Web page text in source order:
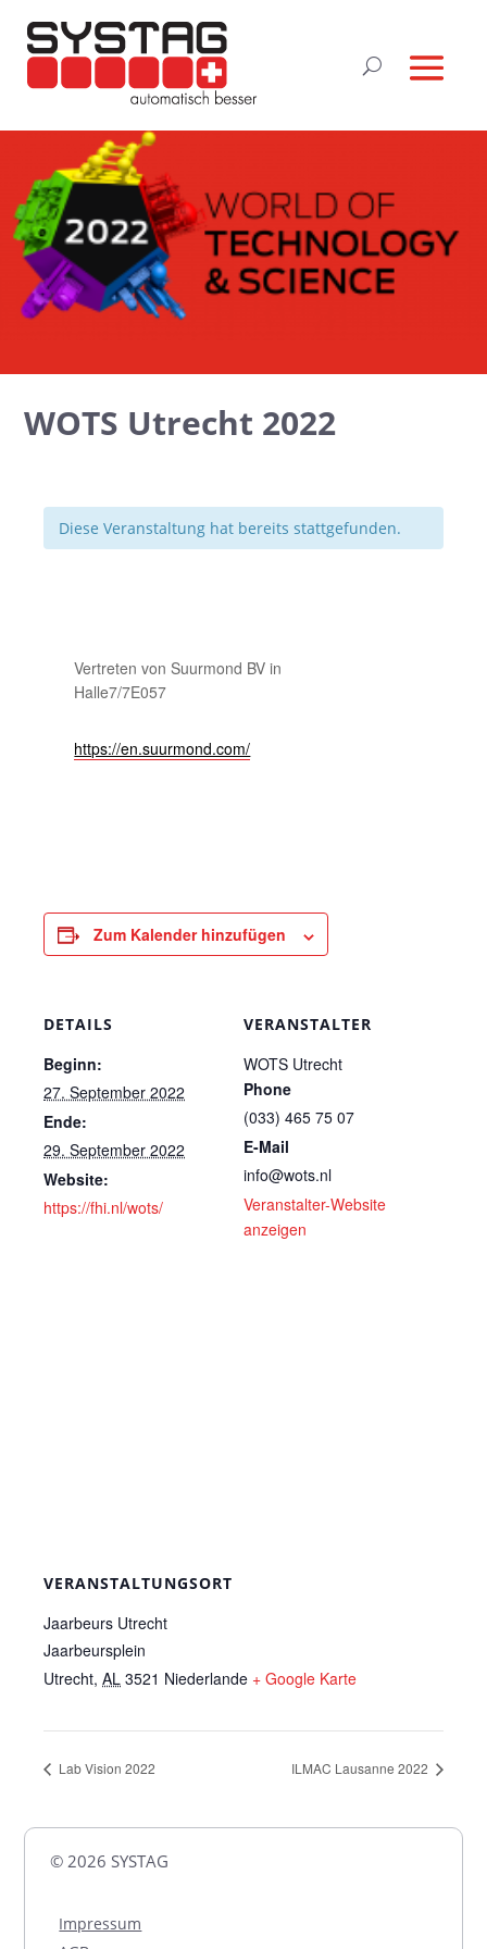
WOTS Utrecht 2022
Diese Veranstaltung hat bereits stattgefunden.
Vertreten von Suurmond BV in
Halle7/7E057
https://en.suurmond.com/
Zum Kalender hinzufügen
DETAILS
Beginn:
27. September 2022
Ende:
29. September 2022
Website:
https://fhi.nl/wots/
VERANSTALTER
WOTS Utrecht
Phone
(033) 465 75 07
E-Mail
info@wots.nl
Veranstalter-Website
anzeigen
VERANSTALTUNGSORT
Jaarbeurs Utrecht
Jaarbeursplein
Utrecht, AL 3521 Niederlande + Google Karte
Lab Vision 2022 ILMAC Lausanne 2022
© 2026 SYSTAG
Impressum